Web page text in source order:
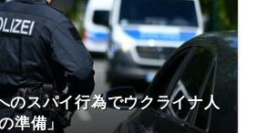
のスパイ行為でウクライナ人
準備」